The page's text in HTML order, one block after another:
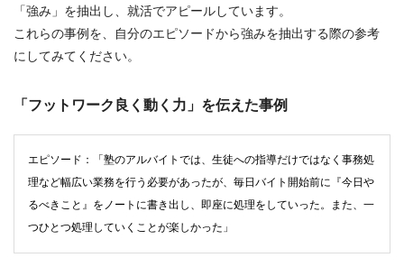
「強み」を抽出し、就活でアピールしています。
これらの事例を、自分のエピソードから強みを抽出する際の参考
にしてみてください。
「フットワーク良く動く力」を伝えた事例
エピソード：「塾のアルバイトでは、生徒への指導だけではなく事務処
理など幅広い業務を行う必要があったが、毎日バイト開始前に『今日や
るべきこと』をノートに書き出し、即座に処理をしていった。また、一
つひとつ処理していくことが楽しかった」